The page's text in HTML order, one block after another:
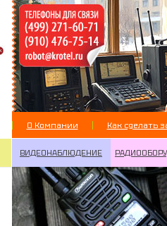
О Компании Как сделать
ВИДЕОНАБЛЮДЕНИЕ